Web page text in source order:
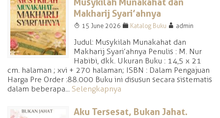
Makharij Syari’ahnya
T 15 June 2026 F Katalog Buku A admin
Judul: Musykilah Munakahat dan
Makharij Syari’ahnya Penulis : M. Nur
Habibi, dkk. Ukuran Buku : 14,5 x 21
cm. halaman ; xvi + 270 halaman; ISBN : Dalam Pengajuan
Harga Pre Order :88.000 Buku ini disusun secara sistematis
dalam beberapa... Selengkapnya
Aku Tersesat, Bukan Jahat.